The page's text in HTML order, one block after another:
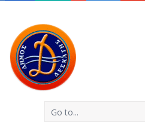
Go to...